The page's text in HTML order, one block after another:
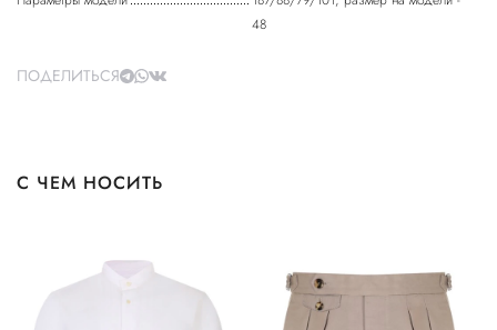
48
ПОДЕЛИТЬСЯ
С ЧЕМ НОСИТЬ